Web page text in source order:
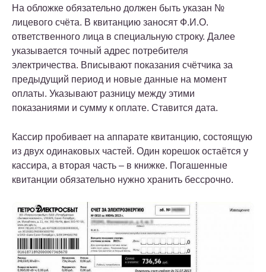
На обложке обязательно должен быть указан №
лицевого счёта. В квитанцию заносят Ф.И.О.
ответственного лица в специальную строку. Далее
указывается точный адрес потребителя
электричества. Вписывают показания счётчика за
предыдущий период и новые данные на момент
оплаты. Указывают разницу между этими
показаниями и сумму к оплате. Ставится дата.
Кассир пробивает на аппарате квитанцию, состоящую
из двух одинаковых частей. Один корешок остаётся у
кассира, а вторая часть – в книжке. Погашенные
квитанции обязательно нужно хранить бессрочно.